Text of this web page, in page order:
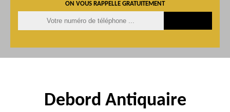
ON VOUS RAPPELLE GRATUITEMENT
Debord Antiquaire